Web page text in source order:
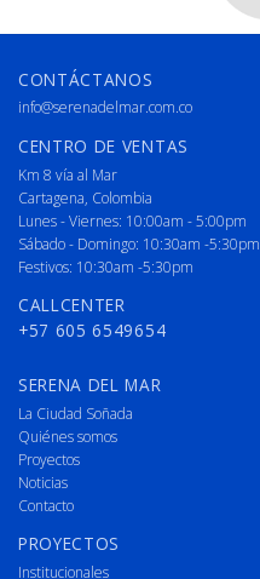
CONTÁCTANOS
info@serenadelmar.com.co
CENTRO DE VENTAS
Km 8 vía al Mar
Cartagena, Colombia
Lunes - Viernes: 10:00am - 5:00pm
Sábado - Domingo: 10:30am -5:30pm
Festivos: 10:30am -5:30pm
CALLCENTER
+57 605 6549654
SERENA DEL MAR
La Ciudad Soñada
Quiénes somos
Proyectos
Noticias
Contacto
PROYECTOS
Institucionales